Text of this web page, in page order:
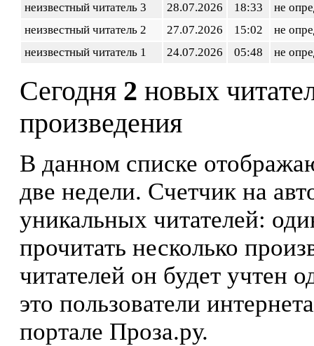
неизвестный читатель 3
28.07.2026 18:33
не
неизвестный читатель 2
27.07.2026 15:02
не
неизвестный читатель 1
24.07.2026 05:48 не
Сегодня 2 новых
произведения
В данном списке
две недели. Счетчик на
уникальных читателей:
прочитать несколько
читателей он будет учтен
это пользователи
портале Проза.ру.